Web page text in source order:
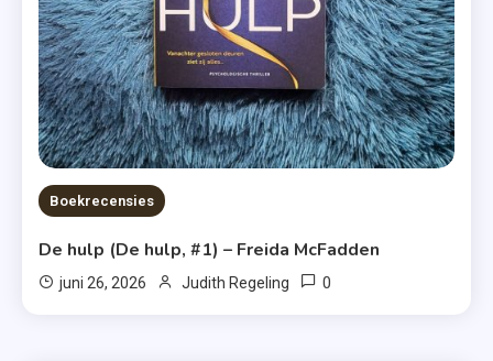
Boekrecensies
De hulp (De hulp, #1) – Freida McFadden
juni 26, 2026 Judith Regeling 0